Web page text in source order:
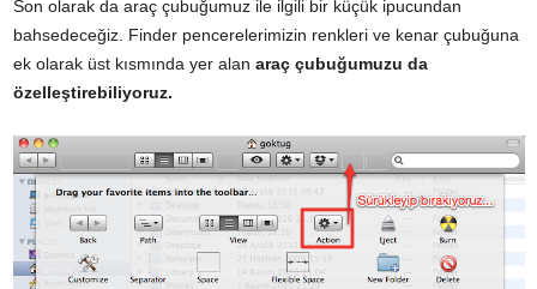
Son olarak da araç çubuğumuz ile ilgili bir küçük ipucundan
bahsedeceğiz. Finder pencerelerimizin renkleri ve kenar çubuğuna
ek olarak üst kısmında yer alan araç çubuğumuzu da
özelleştirebiliyoruz.